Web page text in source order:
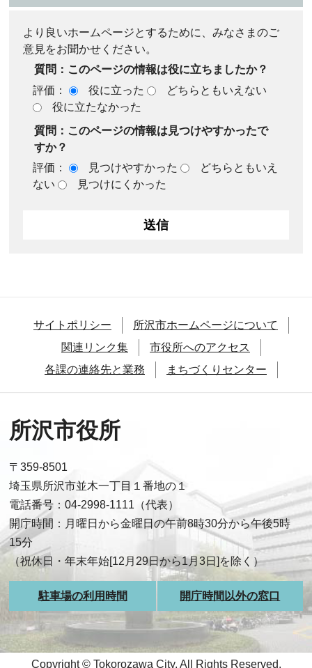
より良いホームページとするために、みなさまのご
意見をお聞かせください。
質問：このページの情報は役に立ちましたか？
評価：
役に立った
どちらともいえない
役に立たなかった
質問：このページの情報は見つけやすかったで
すか？
評価：
見つけやすかった
どちらともいえ
ない
見つけにくかった
サイトポリシー
所沢市ホームページについて
関連リンク集
市役所へのアクセス
各課の連絡先と業務
まちづくりセンター
所沢市役所
〒359-8501
埼玉県所沢市並木一丁目１番地の１
電話番号：04-2998-1111（代表）
開庁時間：月曜日から金曜日の午前8時30分から午後5時
15分
（祝休日・年末年始[12月29日から1月3日]を除く）
駐車場の利用時間 開庁時間以外の窓口
Copyright © Tokorozawa City, All Rights Reserved.